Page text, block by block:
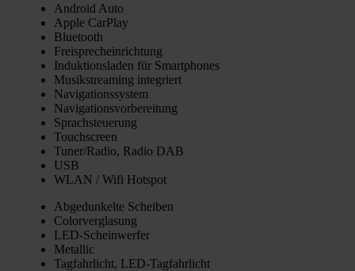
Android Auto
Apple Car­Play
Blue­tooth
Frei­sprech­ein­rich­tung
Induk­ti­ons­la­den für Smart­phones
Musik­strea­ming inte­griert
Navi­ga­ti­ons­sys­tem
Navi­ga­ti­ons­vor­be­rei­tung
Sprach­steue­rung
Touch­screen
Tuner/Radio, Radio DAB
USB
WLAN / Wifi Hot­spot
Abge­dun­kel­te Schei­ben
Color­ver­gla­sung
LED-Schein­wer­fer
Metal­lic
Tag­fahr­licht, LED-Tag­fahr­licht